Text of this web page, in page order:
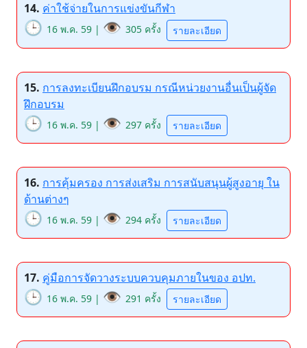
14. ค่าใช้จ่ายในการแข่งขันกีฬา
🕒 16 พ.ค. 59 | 👁️ 305 ครั้ง รายละเอียด
15. การลงทะเบียนฝึกอบรม กรณีหน่วยงานอื่นเป็นผู้จัด
ฝึกอบรม
🕒 16 พ.ค. 59 | 👁️ 297 ครั้ง รายละเอียด
16. การคุ้มครอง การส่งเสริม การสนับสนุนผู้สูงอายุ ใน
ด้านต่างๆ
🕒 16 พ.ค. 59 | 👁️ 294 ครั้ง รายละเอียด
17. คู่มือการจัดวางระบบควบคุมภายในของ อปท.
🕒 16 พ.ค. 59 | 👁️ 291 ครั้ง รายละเอียด